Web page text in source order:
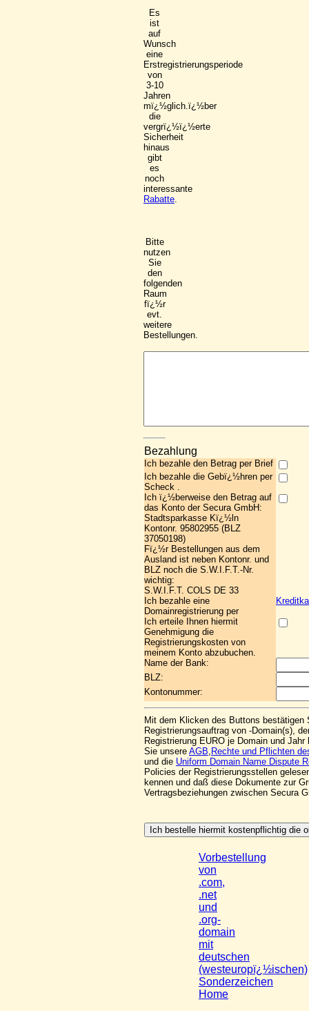
Es
ist
auf
Wunsch
eine
Erstregistrierungsperiode
von
3-10
Jahren
mï¿½glich.ï¿½ber
die
vergrï¿½ï¿½erte
Sicherheit
hinaus
gibt
es
noch
interessante
Rabatte.
Bitte
nutzen
Sie
den
folgenden
Raum
fï¿½r
evt.
weitere
Bestellungen.
Bezahlung
Ich bezahle den Betrag per Brief
Ich bezahle die Gebï¿½hren per
Scheck .
Ich ï¿½berweise den Betrag auf
das Konto der Secura GmbH:
Stadtsparkasse Kï¿½ln
Kontonr. 95802955 (BLZ
37050198)
Fï¿½r Bestellungen aus dem
Ausland ist neben Kontonr. und
BLZ noch die S.W.I.F.T.-Nr.
wichtig:
S.W.I.F.T. COLS DE 33
Ich bezahle eine
Domainregistrierung per
Ich erteile Ihnen hiermit
Genehmigung die
Registrierungskosten von
meinem Konto abzubuchen.
Name der Bank:
BLZ:
Kontonummer:
Mit dem Klicken des Buttons bestätigen
Registrierungsauftrag von -Domain(s),
Registrierung EURO je Domain und
Sie unsere AGB, Rechte und Pflichten
und die Uniform Domain Name Dispute
Policies der Registrierungsstellen
kennen und daß diese Dokumente zur
Vertragsbeziehungen zwischen Secura
Vorbestellung
von
.com,
.net
und
.org-
domain
mit
deutschen
(westeuropï¿½ischen)
Sonderzeichen
Home